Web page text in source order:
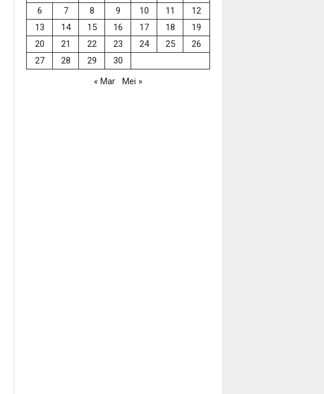
6
7 8 9 10 11
12
13
14 15 16 17 18
19
20
21 22 23 24 25
26
27
28 29
30
« Mar
Mei »